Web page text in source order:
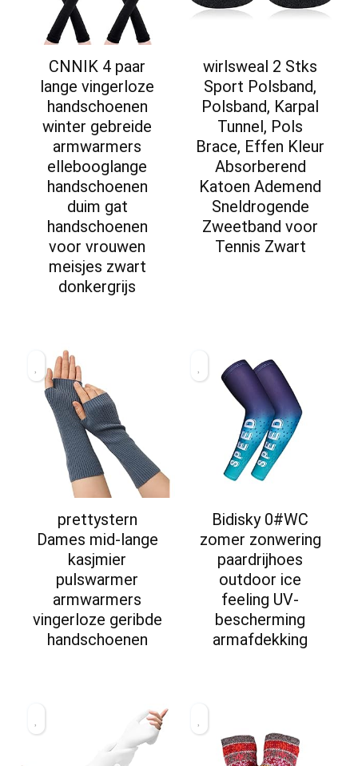
CNNIK 4 paar
lange vingerloze
handschoenen
winter gebreide
armwarmers
ellebooglange
handschoenen
duim gat
handschoenen
voor vrouwen
meisjes zwart
donkergrijs
wirlsweal 2 Stks
Sport Polsband,
Polsband, Karpal
Tunnel, Pols
Brace, Effen Kleur
Absorberend
Katoen Ademend
Sneldrogende
Zweetband voor
Tennis Zwart
prettystern
Dames mid-lange
kasjmier
pulswarmer
armwarmers
vingerloze geribde
handschoenen
Bidisky 0#WC
zomer zonwering
paardrijhoes
outdoor ice
feeling UV-
bescherming
armafdekking